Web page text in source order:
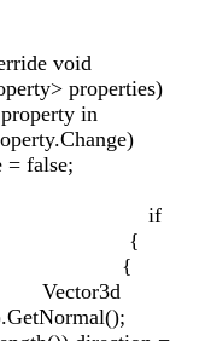
void
properties)
in
= false;
{
{ if
double d) {
l) {